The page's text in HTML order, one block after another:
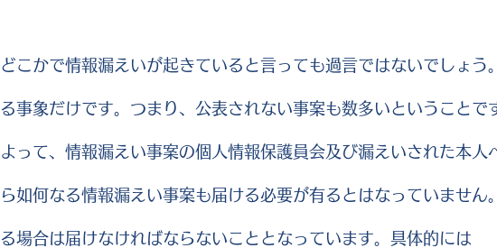
こかで情報漏えいが起きていると言っても過言ではないでしょう
事象だけです。つまり、公表されない事案も数多いということ
って、情報漏えい事案の個人情報保護員会及び漏えいされた本人
如何なる情報漏えい事案も届ける必要が有るとはなっていません
場合は届けなければならないこととなっています。具体的には